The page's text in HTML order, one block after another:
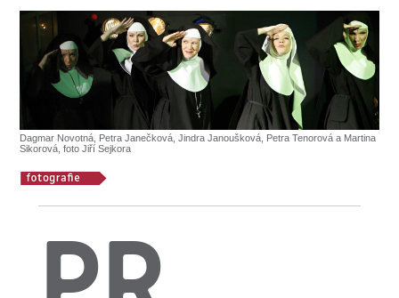
Dagmar Novotná, Petra Janečková, Jindra Janoušková, Petra Tenorová a Martina
Sikorová, foto Jiří Sejkora